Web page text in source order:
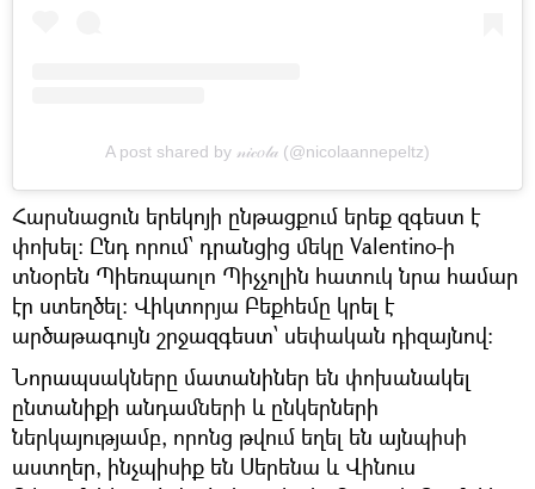
A post shared by 𝓃𝒾𝒸𝑜𝓁𝒶 (@nicolaannepeltz)
Հարսնացուն երեկոյի ընթացքում երեք զգեստ է
փոխել։ Ընդ որում՝ դրանցից մեկը Valentino-ի
տնօրեն Պիեռպաոլո Պիչչոլին հատուկ նրա համար
էր ստեղծել։ Վիկտորյա Բեքհեմը կրել է
արծաթագույն շրջազգեստ՝ սեփական դիզայնով։
Նորապսակները մատանիներ են փոխանակել
ընտանիքի անդամների և ընկերների
ներկայությամբ, որոնց թվում եղել են այնպիսի
աստղեր, ինչպիսիք են Սերենա և Վինուս